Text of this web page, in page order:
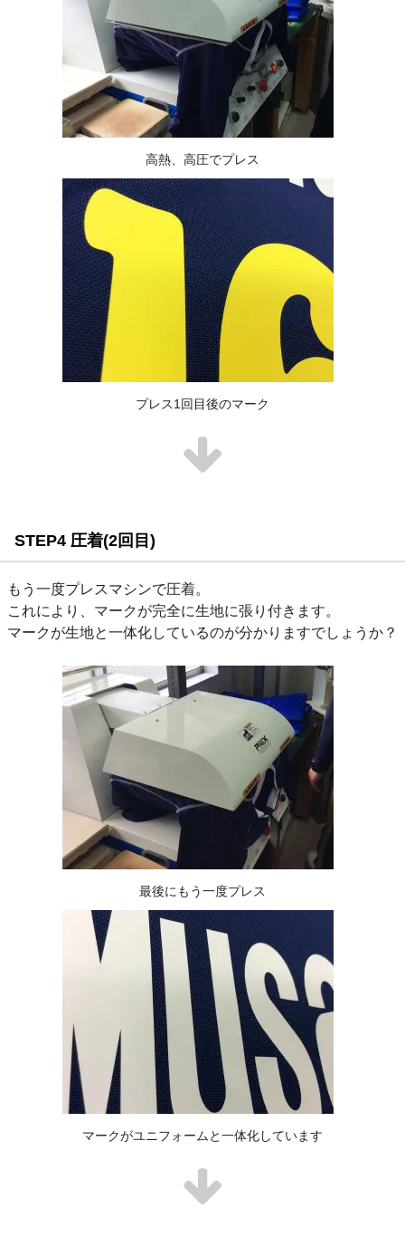
高熱、高圧でプレス
プレス1回目後のマーク
STEP4 圧着(2回目)
もう一度プレスマシンで圧着。
これにより、マークが完全に生地に張り付きます。
マークが生地と一体化しているのが分かりますでしょうか？
最後にもう一度プレス
マークがユニフォームと一体化しています